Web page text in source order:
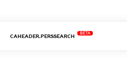
CAHEADER.PERSSEARCH
BETA